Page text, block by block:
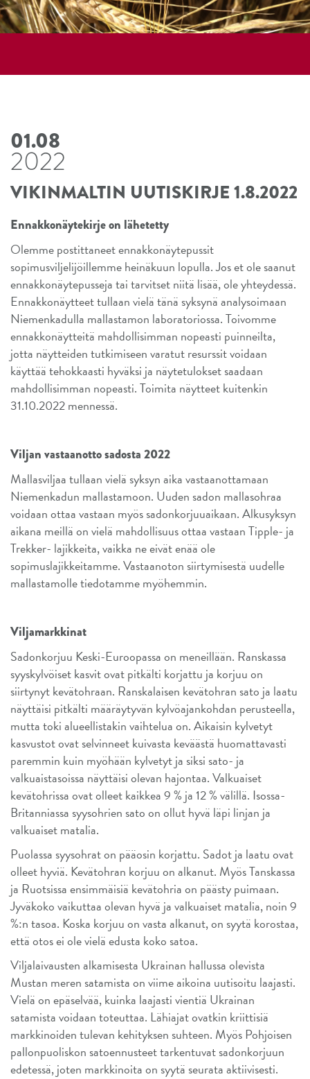
01.08
2022
VIKINMALTIN UUTISKIRJE 1.8.2022
Ennakkonäytekirje on lähetetty
Olemme postittaneet ennakkonäytepussit
sopimusviljelijöillemme heinäkuun lopulla. Jos et ole saanut
ennakkonäytepusseja tai tarvitset niitä lisää, ole yhteydessä.
Ennakkonäytteet tullaan vielä tänä syksynä analysoimaan
Niemenkadulla mallastamon laboratoriossa. Toivomme
ennakkonäytteitä mahdollisimman nopeasti puinneilta,
jotta näytteiden tutkimiseen varatut resurssit voidaan
käyttää tehokkaasti hyväksi ja näytetulokset saadaan
mahdollisimman nopeasti. Toimita näytteet kuitenkin
31.10.2022 mennessä.
Viljan vastaanotto sadosta 2022
Mallasviljaa tullaan vielä syksyn aika vastaanottamaan
Niemenkadun mallastamoon. Uuden sadon mallasohraa
voidaan ottaa vastaan myös sadonkorjuuaikaan. Alkusyksyn
aikana meillä on vielä mahdollisuus ottaa vastaan Tipple- ja
Trekker- lajikkeita, vaikka ne eivät enää ole
sopimuslajikkeitamme. Vastaanoton siirtymisestä uudelle
mallastamolle tiedotamme myöhemmin.
Viljamarkkinat
Sadonkorjuu Keski-Euroopassa on meneillään. Ranskassa
syyskylvöiset kasvit ovat pitkälti korjattu ja korjuu on
siirtynyt kevätohraan. Ranskalaisen kevätohran sato ja laatu
näyttäisi pitkälti määräytyvän kylvöajankohdan perusteella,
mutta toki alueellistakin vaihtelua on. Aikaisin kylvetyt
kasvustot ovat selvinneet kuivasta keväästä huomattavasti
paremmin kuin myöhään kylvetyt ja siksi sato- ja
valkuaistasoissa näyttäisi olevan hajontaa. Valkuaiset
kevätohrissa ovat olleet kaikkea 9 % ja 12 % välillä. Isossa-
Britanniassa syysohrien sato on ollut hyvä läpi linjan ja
valkuaiset matalia.
Puolassa syysohrat on pääosin korjattu. Sadot ja laatu ovat
olleet hyviä. Kevätohran korjuu on alkanut. Myös Tanskassa
ja Ruotsissa ensimmäisiä kevätohria on päästy puimaan.
Jyväkoko vaikuttaa olevan hyvä ja valkuaiset matalia, noin 9
%:n tasoa. Koska korjuu on vasta alkanut, on syytä korostaa,
että otos ei ole vielä edusta koko satoa.
Viljalaivausten alkamisesta Ukrainan hallussa olevista
Mustan meren satamista on viime aikoina uutisoitu laajasti.
Vielä on epäselvää, kuinka laajasti vientiä Ukrainan
satamista voidaan toteuttaa. Lähiajat ovatkin kriittisiä
markkinoiden tulevan kehityksen suhteen. Myös Pohjoisen
pallonpuoliskon satoennusteet tarkentuvat sadonkorjuun
edetessä, joten markkinoita on syytä seurata aktiivisesti.